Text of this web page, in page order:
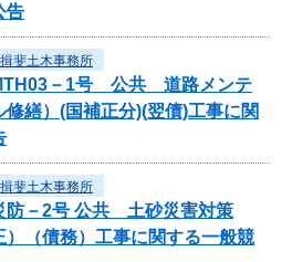
告
揖斐土木事務所
－1号 公共 道路メンテ
繕）(国補正分)(翌債)工事に関
揖斐土木事務所
防－2号 公共 土砂災害対策
）（債務）工事に関する一般競